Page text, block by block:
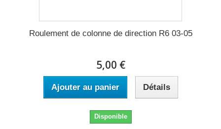
Roulement de colonne de direction R6 03-05
5,00 €
Ajouter au panier Détails
Disponible